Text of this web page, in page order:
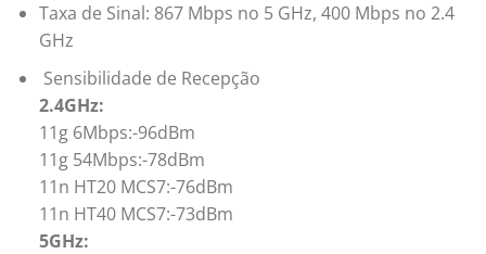
Taxa de Sinal: 867 Mbps no 5 GHz, 400 Mbps no 2.4
GHz
Sensibilidade de Recepção
2.4GHz:
11g 6Mbps:-96dBm
11g 54Mbps:-78dBm
11n HT20 MCS7:-76dBm
11n HT40 MCS7:-73dBm
5GHz: